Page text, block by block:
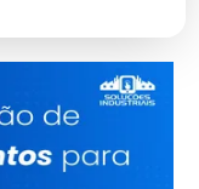
total
padrões de
segurança
de
UV
integrado